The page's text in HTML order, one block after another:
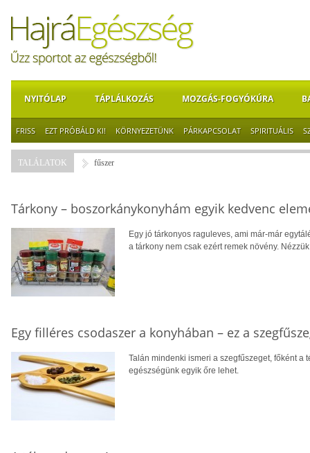
NYITÓLAP TÁPLÁLKOZÁS MOZGÁS-FOGYÓKÚRA
FRISS EZT PRÓBÁLD KI! KÖRNYEZETÜNK PÁRKAPCSOLAT SPIRITUÁLIS
TALÁLATOK fűszer
Tárkony – boszorkánykonyhám egyik kedvenc
Egy jó tárkonyos raguleves, ami már-már
a tárkony nem csak ezért remek növény.
Egy filléres csodaszer a konyhában – ez a
Talán mindenki ismeri a szegfűszeget, főként a
egészségünk egyik őre lehet.